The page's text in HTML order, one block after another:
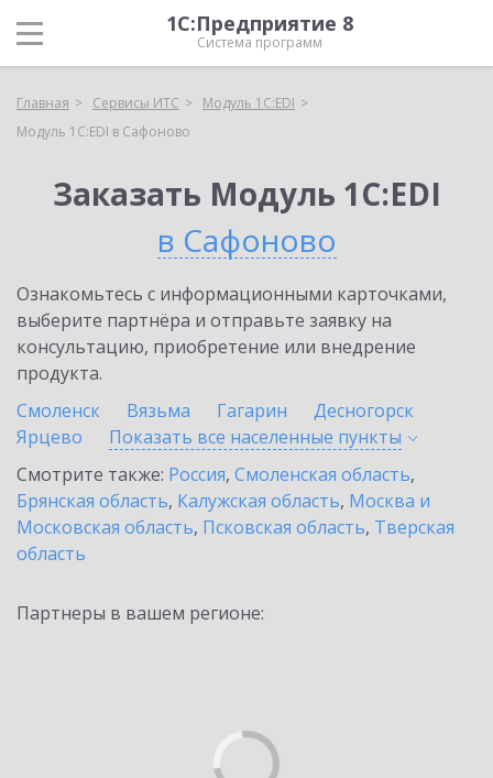
1С:Предприятие 8
Система программ
Главная Сервисы ИТС
Модуль 1C:EDI
Модуль 1C:EDI в Сафоново
Заказать Модуль 1C:EDI
в Сафоново
Ознакомьтесь с информационными карточками,
выберите партнёра и отправьте заявку на
консультацию, приобретение или внедрение
продукта.
Смоленск
Вязьма Гагарин
Десногорск
Ярцево
Показать все населенные пункты
Смотрите также: Россия, Смоленская область,
Брянская область, Калужская область, Москва и
Московская область, Псковская область, Тверская
область
Партнеры в вашем регионе: